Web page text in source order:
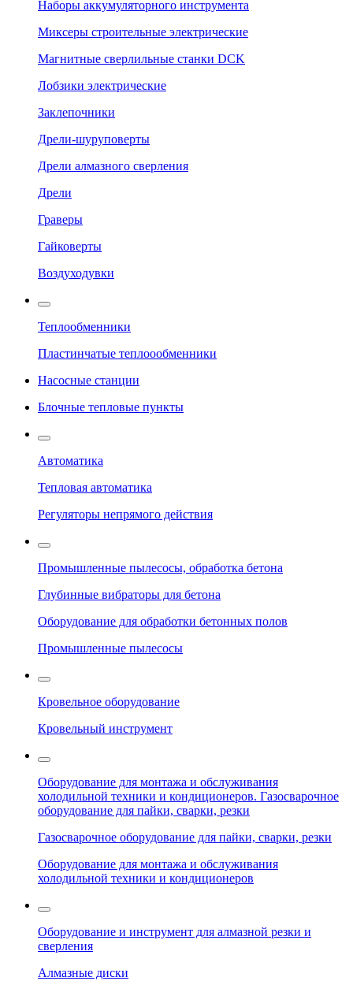
Наборы аккумуляторного инструмента
Миксеры строительные электрические
Магнитные сверлильные станки DCK
Лобзики электрические
Заклепочники
Дрели-шуруповерты
Дрели алмазного сверления
Дрели
Граверы
Гайковерты
Воздуходувки
Теплообменники
Пластинчатые теплоообменники
Насосные станции
Блочные тепловые пункты
Автоматика
Тепловая автоматика
Регуляторы непрямого действия
Промышленные пылесосы, обработка бетона
Глубинные вибраторы для бетона
Оборудование для обработки бетонных полов
Промышленные пылесосы
Кровельное оборудование
Кровельный инструмент
Оборудование для монтажа и обслуживания
холодильной техники и кондиционеров. Газосварочное
оборудование для пайки, сварки, резки
Газосварочное оборудование для пайки, сварки, резки
Оборудование для монтажа и обслуживания
холодильной техники и кондиционеров
Оборудование и инструмент для алмазной резки и
сверления
Алмазные диски